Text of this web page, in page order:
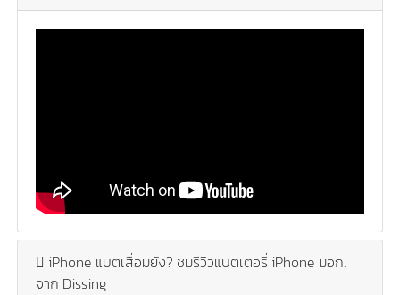
iPhone แบตเสื่อมยัง? ชมรีวิวแบตเตอรี่ iPhone มอก.
จาก Dissing